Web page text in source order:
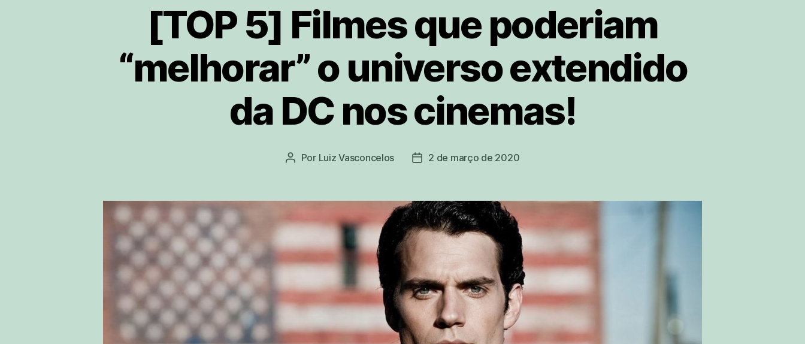
[TOP 5] Filmes que poderiam
“melhorar” o universo extendido
da DC nos cinemas!
Autor
Por Luiz Vasconcelos
Data2 de março de 2020